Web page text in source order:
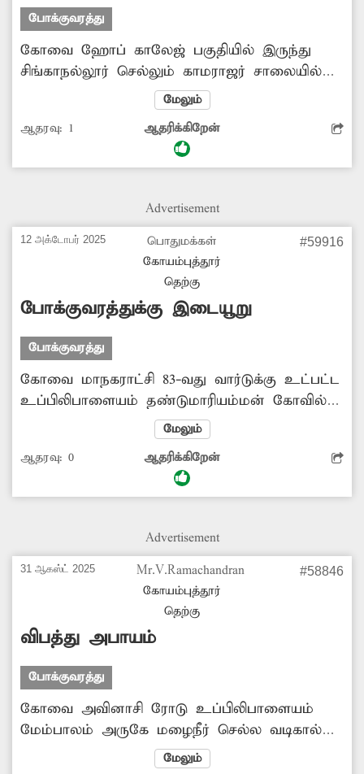
போக்குவரத்து
கோவை ஹோப் காலேஜ் பகுதியில் இருந்து
சிங்காநல்லூர் செல்லும் காமராஜர் சாலையில்
ராமானுஜ நகர் பஸ் நிறுத்தம் உள்ளது. இங்கு
மாநகராட்சி சார்பில் பயணிகள் நிழற்குடை
அமைக்கப்பட்டிருந்தது. ஆனால் இந்த
நிழற்குடை திடீரென்று எவ்வித காரணமின்றி
இருப்பது அதிர்ச்சியளிப்பதாக உள்ளது.
காலங்களில் திறந்தவெளியில் நிற்கும் நிலை
ஏற்பட்டு உள்ளது. எனவே அகற்றப்பட்ட
நிழற்குடையை உடனடியாக அமைக்க
மாநகராட்சி நடவடிக்கை எடுக்க வேண்டும்.
மேலும்
ஆதரவு: 1 ஆதரிக்கிறேன்
Advertisement
12 அக்டோபர் 2025
பொதுமக்கள்
கோயம்புத்தூர்
தெற்கு
#59916
போக்குவரத்துக்கு இடையூறு
போக்குவரத்து
கோவை மாநகராட்சி 83-வது வார்டுக்கு உட்பட்ட
உப்பிலிபாளையம் தண்டுமாரியம்மன் கோவில்
எதிரே சாலையோரத்தில் குடிநீர் குழாய்
சீரமைப்பு பணிகள் நடைபெற்று வந்தது. அந்த
பணிகள் முடிவடைந்து விட்டது. ஆனால் அந்த
இடத்தில் கட்டிட கழிவுகள், போக்குவரத்து
போட்டு வைத்து உள்ளனர். இதனால் அந்த
ஏற்படுகிறது. எனவே இந்த பிரச்சினைக்கு
அதிகாரிகள் உரிய தீர்வு காண வேண்டும்.
மேலும்
ஆதரவு: 0 ஆதரிக்கிறேன்
Advertisement
31 ஆகஸ்ட் 2025
Mr.V.Ramachandran
கோயம்புத்தூர்
தெற்கு
#58846
விபத்து அபாயம்
போக்குவரத்து
கோவை அவினாசி ரோடு உப்பிலிபாளையம்
மேம்பாலம் அருகே மழைநீர் செல்ல வடிகால்
அமைக்கப்பட்டு உள்ளது. ஆனால் இந்த
மேலும்